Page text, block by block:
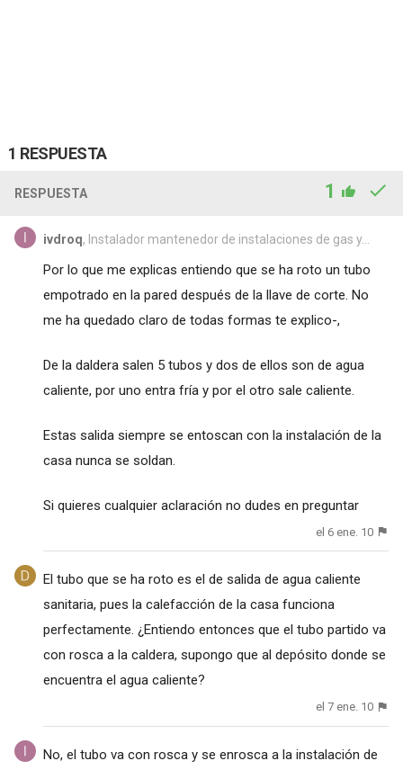
1 RESPUESTA
RESPUESTA 1
ivdroq, Instalador mantenedor de instalaciones de gas y...
Por lo que me explicas entiendo que se ha roto un tubo
empotrado en la pared después de la llave de corte. No
me ha quedado claro de todas formas te explico-,
De la daldera salen 5 tubos y dos de ellos son de agua
caliente, por uno entra fría y por el otro sale caliente.
Estas salida siempre se entoscan con la instalación de la
casa nunca se soldan.
Si quieres cualquier aclaración no dudes en preguntar
el 6 ene. 10
El tubo que se ha roto es el de salida de agua caliente
sanitaria, pues la calefacción de la casa funciona
perfectamente. ¿Entiendo entonces que el tubo partido va
con rosca a la caldera, supongo que al depósito donde se
encuentra el agua caliente?
el 7 ene. 10
No, el tubo va con rosca y se enrosca a la instalación de